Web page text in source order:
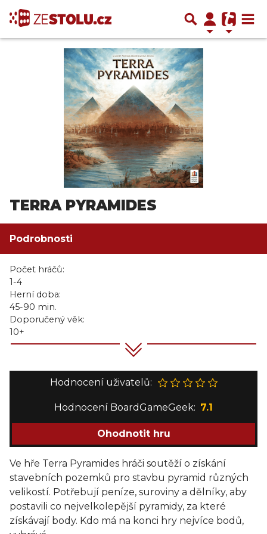
TERRA PYRAMIDES
Podrobnosti
Počet hráčů:
1-4
Herní doba:
45-90 min.
Doporučený věk:
10+
Hodnocení uživatelů:
Hodnocení BoardGameGeek: 7.1
Ohodnotit hru
Ve hře Terra Pyramides hráči soutěží o získání
stavebních pozemků pro stavbu pyramid různých
velikostí. Potřebují peníze, suroviny a dělníky, aby
postavili co nejvelkolepější pyramidy, za které
získávají body. Kdo má na konci hry nejvíce bodů,